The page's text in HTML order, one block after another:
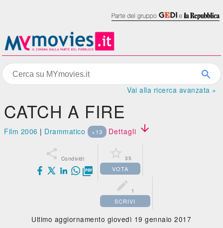
Vai alla ricerca avanzata »
CATCH A FIRE
Film 2006 | Drammatico +13 Dettagli 
 Condividi

 35
VOTA
 1
SCRIVI
Ultimo aggiornamento giovedì 19 gennaio 2017